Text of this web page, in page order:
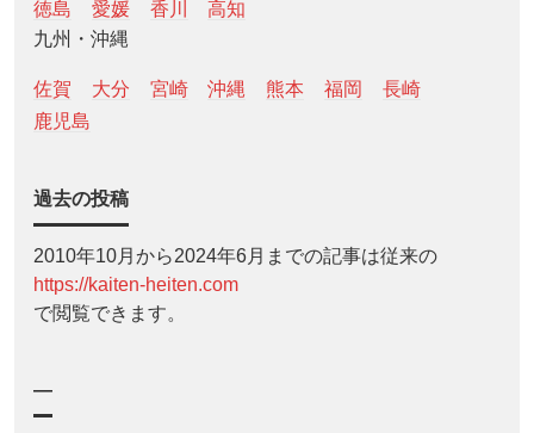
徳島 愛媛 香川
高知
九州・沖縄
佐賀 大分 宮崎 沖縄 熊本 福岡
長崎
鹿児島
過去の投稿
2010年10月から2024年6月までの記事は従来の
https://kaiten-heiten.com
で閲覧できます。
—